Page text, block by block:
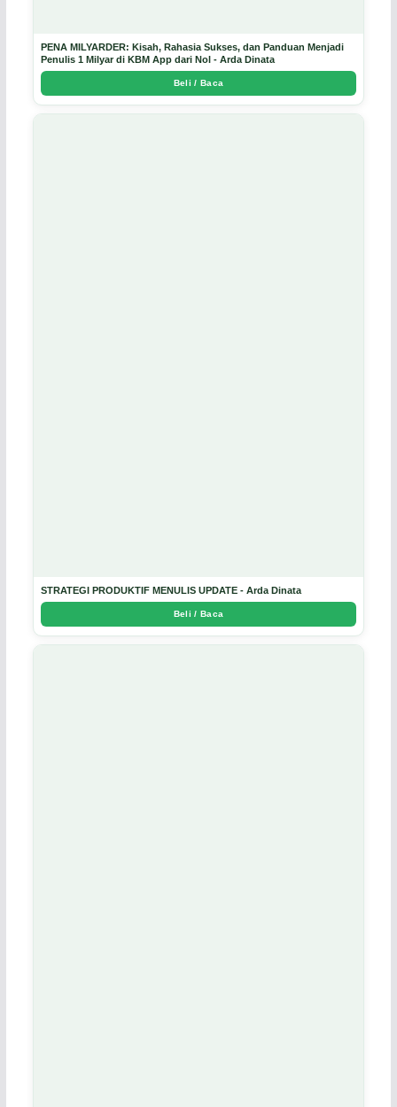
PENA MILYARDER: Kisah, Rahasia Sukses, dan Panduan Menjadi
Penulis 1 Milyar di KBM App dari Nol - Arda Dinata
Beli / Baca
STRATEGI PRODUKTIF MENULIS UPDATE - Arda Dinata
Beli / Baca